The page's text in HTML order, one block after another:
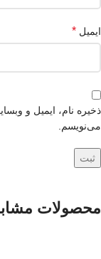
ایمیل *
ذخیره نام، ایمیل و
می‌نویسم.
محصولات